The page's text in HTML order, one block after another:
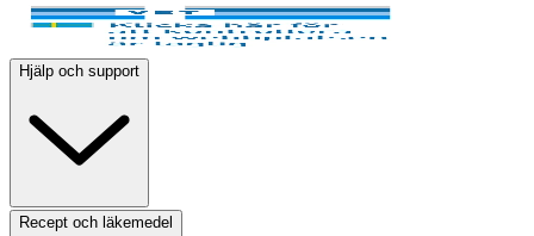
Hjälp och support
Recept och läkemedel